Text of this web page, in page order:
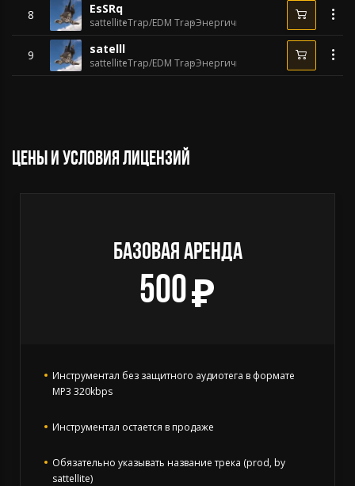
8 EsSRq
sattelliteTrap/EDM TrapЭнергичный
9 satelll
sattelliteTrap/EDM TrapЭнергичный
Цены и условия лицензий
БАЗОВАЯ АРЕНДА
500
Инструментал без защитного аудиотега в формате
MP3 320kbps
Инструментал остается в продаже
Обязательно указывать название трека (prod, by
sattellite)